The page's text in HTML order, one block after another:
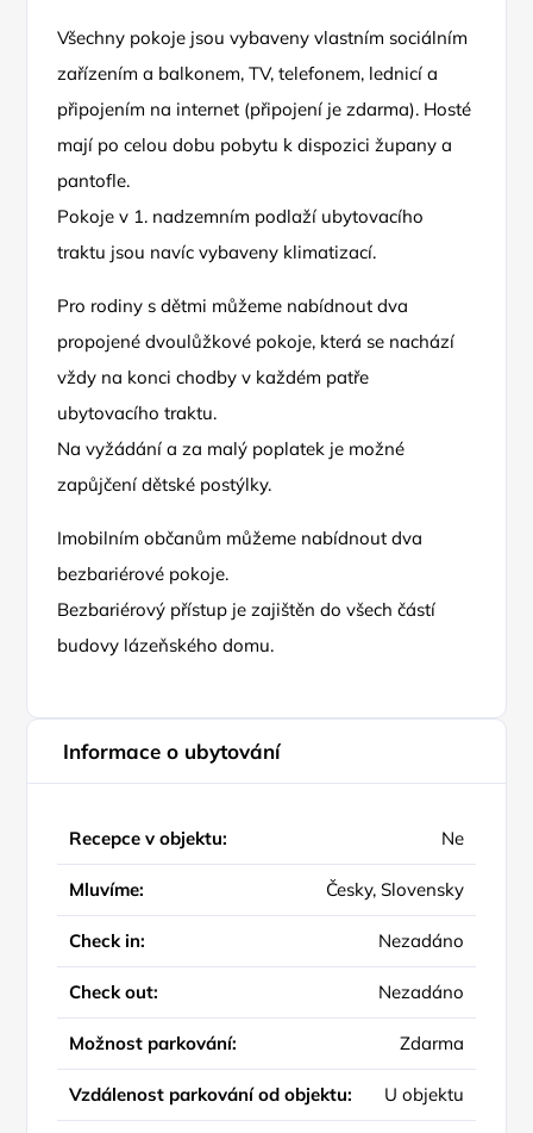
Všechny pokoje jsou vybaveny vlastním sociálním
zařízením a balkonem, TV, telefonem, lednicí a
připojením na internet (připojení je zdarma). Hosté
mají po celou dobu pobytu k dispozici župany a
pantofle.
Pokoje v 1. nadzemním podlaží ubytovacího
traktu jsou navíc vybaveny klimatizací.
Pro rodiny s dětmi můžeme nabídnout dva
propojené dvoulůžkové pokoje, která se nachází
vždy na konci chodby v každém patře
ubytovacího traktu.
Na vyžádání a za malý poplatek je možné
zapůjčení dětské postýlky.
Imobilním občanům můžeme nabídnout dva
bezbariérové pokoje.
Bezbariérový přístup je zajištěn do všech částí
budovy lázeňského domu.
Informace o ubytování
Recepce v objektu: Ne
Mluvíme: Česky, Slovensky
Check in: Nezadáno
Check out: Nezadáno
Možnost parkování: Zdarma
Vzdálenost parkování od objektu: U objektu